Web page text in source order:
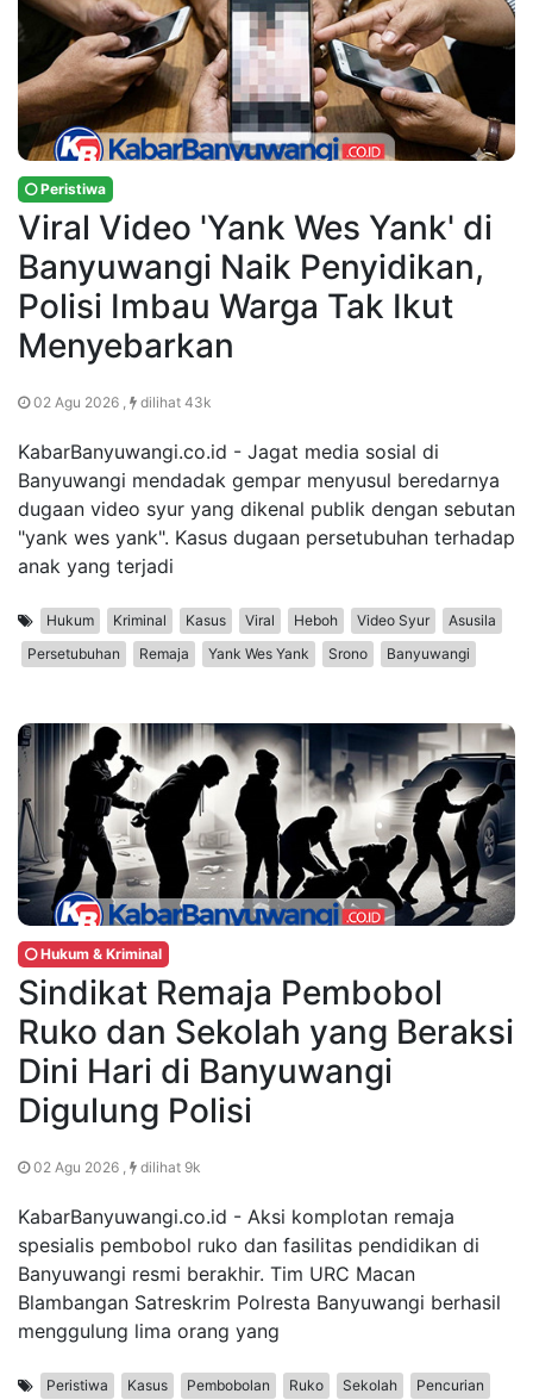
Peristiwa
Viral Video 'Yank Wes Yank' di
Banyuwangi Naik Penyidikan,
Polisi Imbau Warga Tak Ikut
Menyebarkan
02 Agu 2026 , dilihat 43k
KabarBanyuwangi.co.id - Jagat media sosial di
Banyuwangi mendadak gempar menyusul beredarnya
dugaan video syur yang dikenal publik dengan sebutan
"yank wes yank". Kasus dugaan persetubuhan terhadap
anak yang terjadi
Hukum Kriminal Kasus Viral Heboh Video Syur
Asusila
Persetubuhan
Remaja Yank Wes Yank Srono Banyuwangi
Hukum & Kriminal
Sindikat Remaja Pembobol
Ruko dan Sekolah yang Beraksi
Dini Hari di Banyuwangi
Digulung Polisi
02 Agu 2026 , dilihat 9k
KabarBanyuwangi.co.id - Aksi komplotan remaja
spesialis pembobol ruko dan fasilitas pendidikan di
Banyuwangi resmi berakhir. Tim URC Macan
Blambangan Satreskrim Polresta Banyuwangi berhasil
menggulung lima orang yang
Peristiwa Kasus Pembobolan Ruko Sekolah
Pencurian